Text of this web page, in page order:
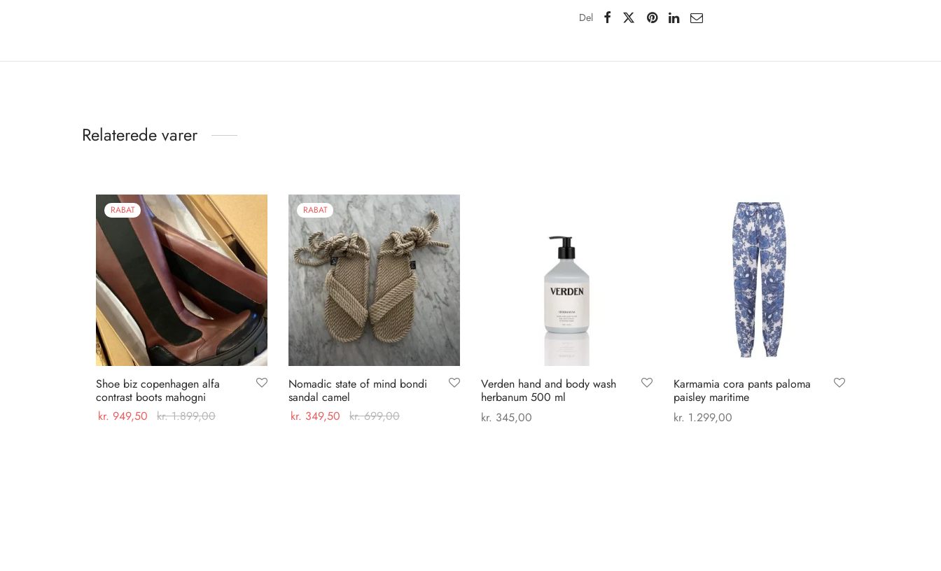
Del
Relaterede varer
RABAT
Shoe biz copenhagen alfa
contrast boots mahogni
kr. 949,50 kr.1.899,00
RABAT
Nomadic state of mind bondi
sandal camel
kr. 349,50 kr.699,00
Verden hand and body wash
herbanum 500 ml
kr. 345,00
Karmamia cora pants paloma
paisley maritime
kr. 1.299,00